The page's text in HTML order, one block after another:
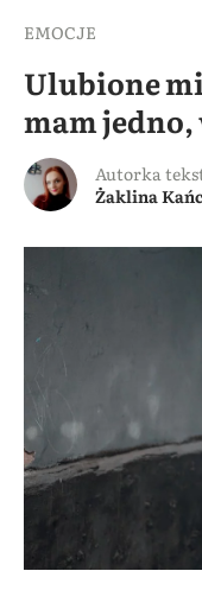
EMOCJE
Ulubione
mam
Autorka
Żaklina